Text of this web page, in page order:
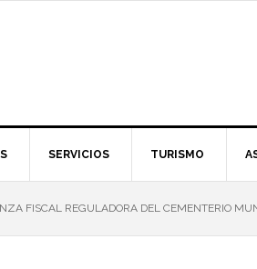
SERVICIOS TURISMO
FISCAL REGULADORA DEL CEMENTERIO